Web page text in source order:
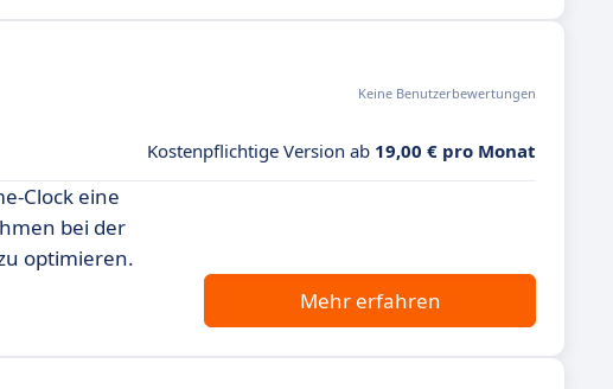
Keine Benutzerbewertungen
Kostenpflichtige Version ab 19,00 € pro Monat
Clock eine
bei der
optimieren.
Mehr erfahren